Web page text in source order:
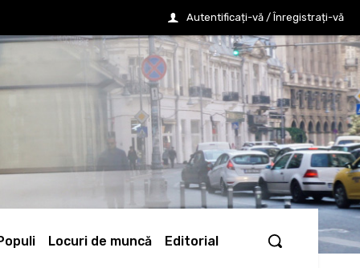
Autentificați-vă / Înregistrați-vă
Locuri de muncă Editorial